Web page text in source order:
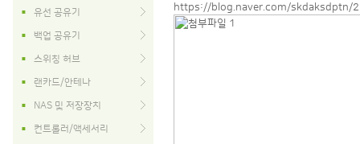
■ 유선 공유기
■ 백업 공유기
■ 스위칭 허브
■ 랜카드/안테나
■ NAS 및 저장장치
■ 컨트롤러/액세서리
https://blog.naver.com/skdaksdptn/